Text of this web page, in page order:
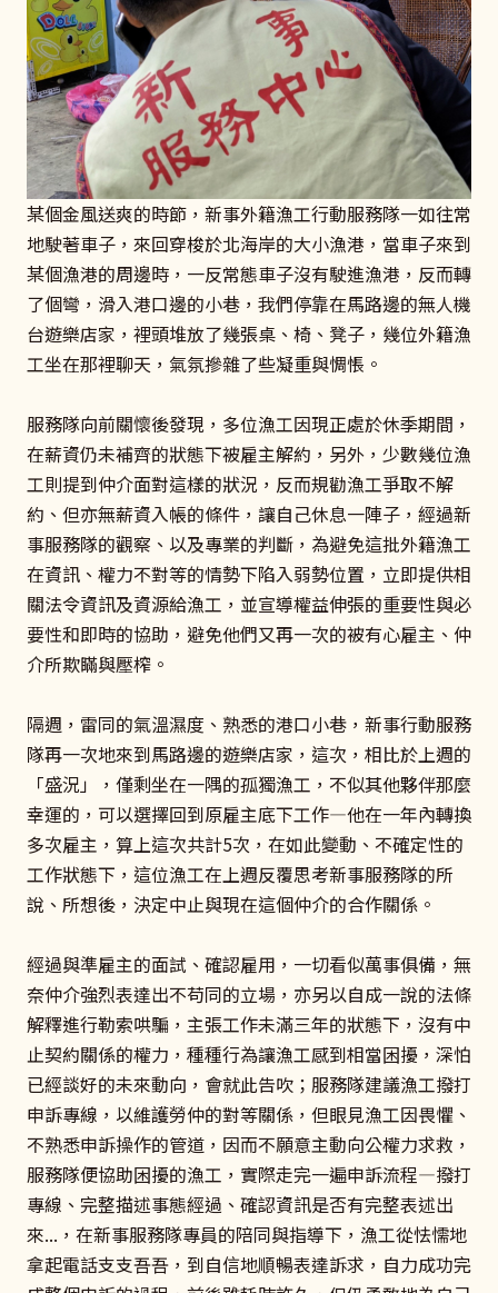
某個金風送爽的時節，新事外籍漁工行動服務隊一如往常
地駛著車子，來回穿梭於北海岸的大小漁港，當車子來到
某個漁港的周邊時，一反常態車子沒有駛進漁港，反而轉
了個彎，滑入港口邊的小巷，我們停靠在馬路邊的無人機
台遊樂店家，裡頭堆放了幾張桌、椅、凳子，幾位外籍漁
工坐在那裡聊天，氣氛摻雜了些凝重與惆悵。
服務隊向前關懷後發現，多位漁工因現正處於休季期間，
在薪資仍未補齊的狀態下被雇主解約，另外，少數幾位漁
工則提到仲介面對這樣的狀況，反而規勸漁工爭取不解
約、但亦無薪資入帳的條件，讓自己休息一陣子，經過新
事服務隊的觀察、以及專業的判斷，為避免這批外籍漁工
在資訊、權力不對等的情勢下陷入弱勢位置，立即提供相
關法令資訊及資源給漁工，並宣導權益伸張的重要性與必
要性和即時的協助，避免他們又再一次的被有心雇主、仲
介所欺瞞與壓榨。
隔週，雷同的氣溫濕度、熟悉的港口小巷，新事行動服務
隊再一次地來到馬路邊的遊樂店家，這次，相比於上週的
「盛況」，僅剩坐在一隅的孤獨漁工，不似其他夥伴那麼
幸運的，可以選擇回到原雇主底下工作—他在一年內轉換
多次雇主，算上這次共計5次，在如此變動、不確定性的
工作狀態下，這位漁工在上週反覆思考新事服務隊的所
說、所想後，決定中止與現在這個仲介的合作關係。
經過與準雇主的面試、確認雇用，一切看似萬事俱備，無
奈仲介強烈表達出不苟同的立場，亦另以自成一說的法條
解釋進行勒索哄騙，主張工作未滿三年的狀態下，沒有中
止契約關係的權力，種種行為讓漁工感到相當困擾，深怕
已經談好的未來動向，會就此告吹；服務隊建議漁工撥打
申訴專線，以維護勞仲的對等關係，但眼見漁工因畏懼、
不熟悉申訴操作的管道，因而不願意主動向公權力求救，
服務隊便協助困擾的漁工，實際走完一遍申訴流程—撥打
專線、完整描述事態經過、確認資訊是否有完整表述出
來...，在新事服務隊專員的陪同與指導下，漁工從怯懦地
拿起電話支支吾吾，到自信地順暢表達訴求，自力成功完